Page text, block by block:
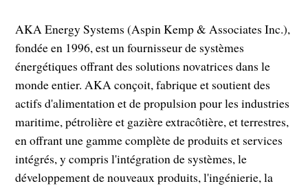
AKA Energy Systems (Aspin Kemp & Associates Inc.),
fondée en 1996, est un fournisseur de systèmes
énergétiques offrant des solutions novatrices dans le
monde entier. AKA conçoit, fabrique et soutient des
actifs d'alimentation et de propulsion pour les industries
maritime, pétrolière et gazière extracôtière, et terrestres,
en offrant une gamme complète de produits et services
intégrés, y compris l'intégration de systèmes, le
développement de nouveaux produits, l'ingénierie, la